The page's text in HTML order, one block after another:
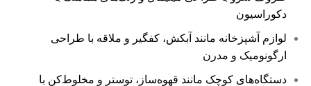
دکوراسیون
لوازم آشپزخانه مانند آبکش، کفگیر و ملاقه با طراحی
ارگونومیک و مدرن
دستگاه‌های کوچک مانند قهوه‌ساز، توستر و مخلوط‌کن با